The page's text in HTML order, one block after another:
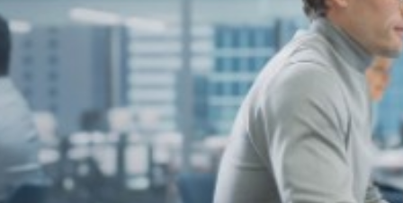
Particulieren